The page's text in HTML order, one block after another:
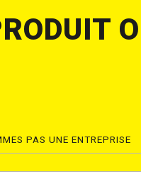
PAS UNE ENTREPRISE